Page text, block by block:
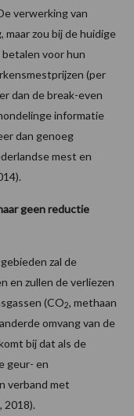
verwerking van
zou bij de huidige
voor hun
(per
dan de break-even
informatie
dan genoeg
mest en
geen reductie
zal de
en zullen de verliezen
(CO2, methaan
omvang van de
bij dat als de
geur- en
verband met
2018).